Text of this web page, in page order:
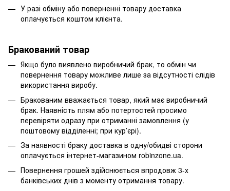
У разі обміну або поверненні товару доставка
оплачується коштом клієнта.
Бракований товар
Якщо було виявлено виробничий брак, то обмін чи
повернення товару можливе лише за відсутності слідів
використання виробу.
Бракованим вважається товар, який має виробничий
брак. Наявність плям або потертостей просимо
перевіряти одразу при отриманні замовлення (у
поштовому відділенні; при кур’єрі).
За наявності браку доставка в одну/обидві сторони
оплачується інтернет-магазином robinzone.ua.
Повернення грошей здійснюється впродовж 3-х
банківських днів з моменту отримання товару.